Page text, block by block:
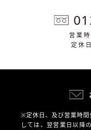
営業
定休
※定休日、及び営業時間
しては、翌営業日以降